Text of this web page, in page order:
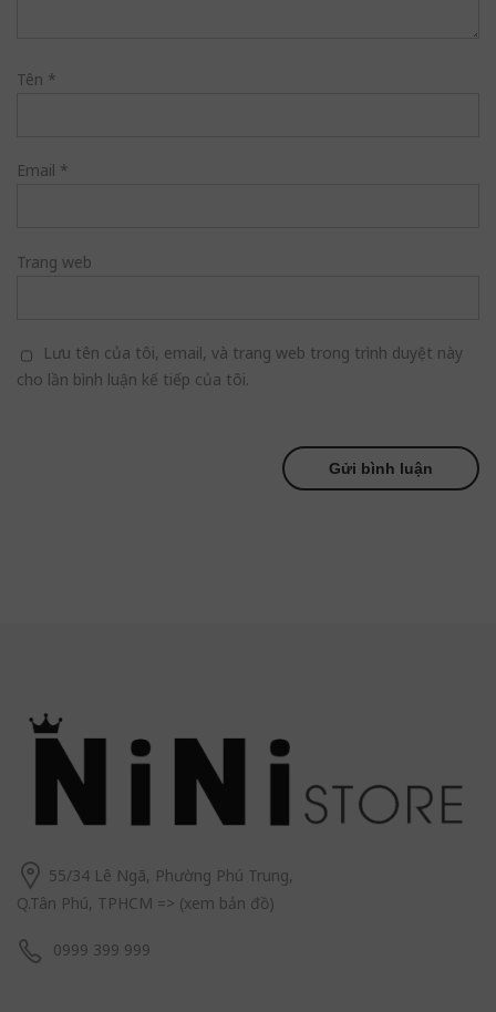
Tên *
Email *
Trang web
Lưu tên của tôi, email, và trang web trong trình duyệt này
cho lần bình luận kế tiếp của tôi.
55/34 Lê Ngã, Phường Phú Trung,
Q.Tân Phú, TPHCM => (xem bản đồ)
0999 399 999